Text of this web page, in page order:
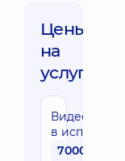
Цены
на
услуги:
в
7000 грн